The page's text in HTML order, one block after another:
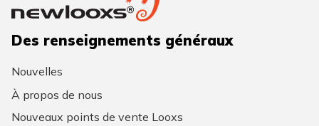
Des renseignements généraux
Nouvelles
À propos de nous
Nouveaux points de vente Looxs